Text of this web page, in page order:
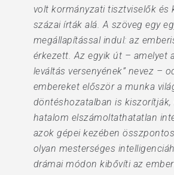
volt kormányzati tisztviselők és
százai írták alá. A szöveg egy
megállapítással indul: az
érkezett. Az egyik út – amelyet
leváltás versenyének” nevez –
embereket először a munka
döntéshozatalban is
hatalom elszámoltathatatlan
azok gépei kezében
olyan mesterséges
drámai módon kibővíti az